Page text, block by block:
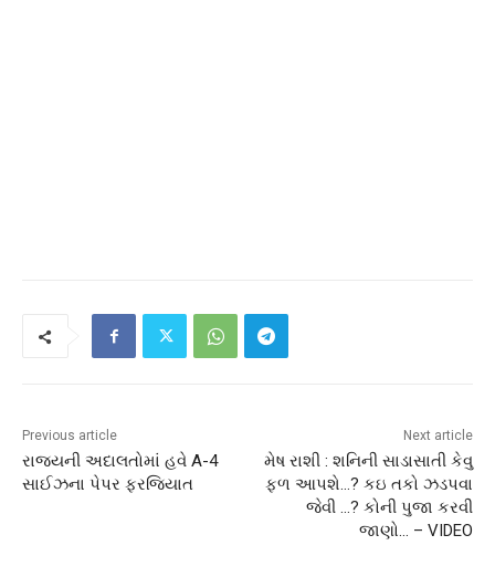
Previous article
રાજ્યની અદાલતોમાં હવે A-4
સાઈઝના પેપર ફરજિયાત
Next article
મેષ રાશી : શનિની સાડાસાતી કેવુ
ફળ આપશે…? કઇ તકો ઝડપવા
જેવી …? કોની પુજા કરવી
જાણો… – VIDEO